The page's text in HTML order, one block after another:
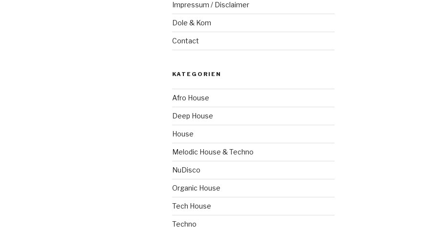
Impressum / Disclaimer
Dole & Kom
Contact
KATEGORIEN
Afro House
Deep House
House
Melodic House & Techno
NuDisco
Organic House
Tech House
Techno